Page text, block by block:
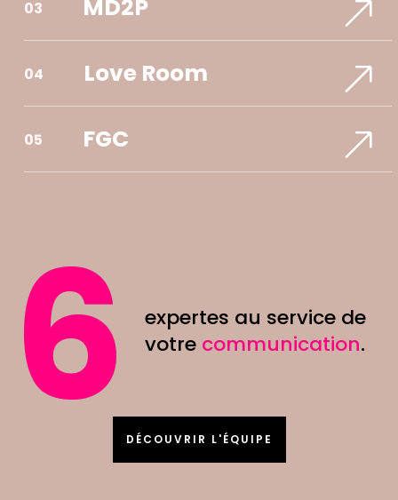
03 MD2P
04 Love Room
05 FGC
6
expertes au service de
votre communication.
DÉCOUVRIR L'ÉQUIPE